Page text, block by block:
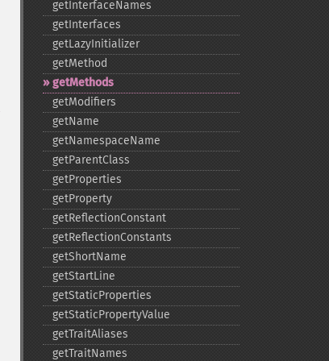
getInterfaceNames
getInterfaces
getLazyInitializer
getMethod
getMethods
getModifiers
getName
getNamespaceName
getParentClass
getProperties
getProperty
getReflectionConstant
getReflectionConstants
getShortName
getStartLine
getStaticProperties
getStaticPropertyValue
getTraitAliases
getTraitNames